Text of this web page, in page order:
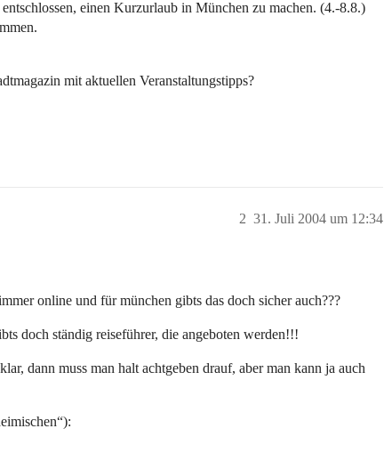
einen Kurzurlaub in München zu machen. (4.-8.8.)
mit aktuellen Veranstaltungstipps?
31. Juli 2004 um 12:34
2
online und für münchen gibts das doch sicher auch???
doch ständig reiseführer, die angeboten werden!!!
dann muss man halt achtgeben drauf, aber man kann ja auch